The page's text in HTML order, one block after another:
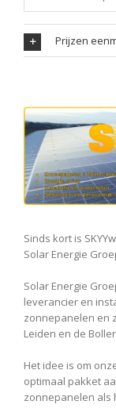
Prijzen
Sinds kort is
Solar Energie
Solar Energie
leverancier en
zonnepanelen en
Leiden en de
Het idee is om
optimaal pakket
zonnepanelen als